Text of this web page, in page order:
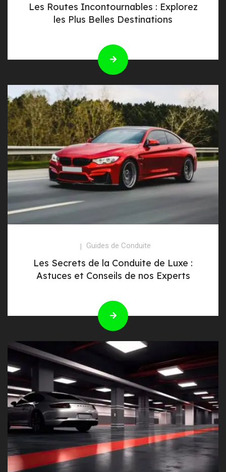
Les Routes Incontournables : Explorez
les Plus Belles Destinations
Guides de Conduite
Les Secrets de la Conduite de Luxe :
Astuces et Conseils de nos Experts